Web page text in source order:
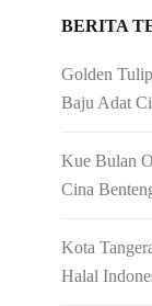
BERITA
Golden
Baju Adat
Kue Bulan
Cina
Kota
Halal